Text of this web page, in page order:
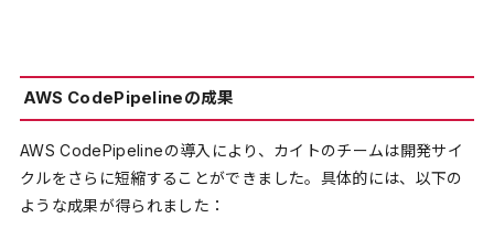
AWS CodePipelineの成果
AWS CodePipelineの導入により、カイトのチームは開発サイ
クルをさらに短縮することができました。具体的には、以下の
ような成果が得られました：